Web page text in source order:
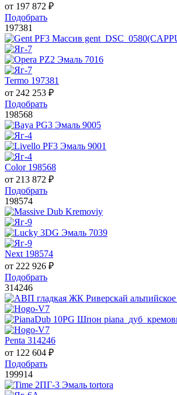
от 197 872 ₽
Подобрать
197381
Termo 197381
от 242 253 ₽
Подобрать
198568
Color 198568
от 213 872 ₽
Подобрать
198574
Next 198574
от 222 926 ₽
Подобрать
314246
Penta 314246
от 122 604 ₽
Подобрать
199914